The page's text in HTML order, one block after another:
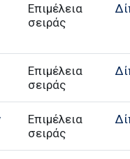
Επιμέλεια
σειράς
Επιμέλεια
σειράς
Επιμέλεια
σειράς